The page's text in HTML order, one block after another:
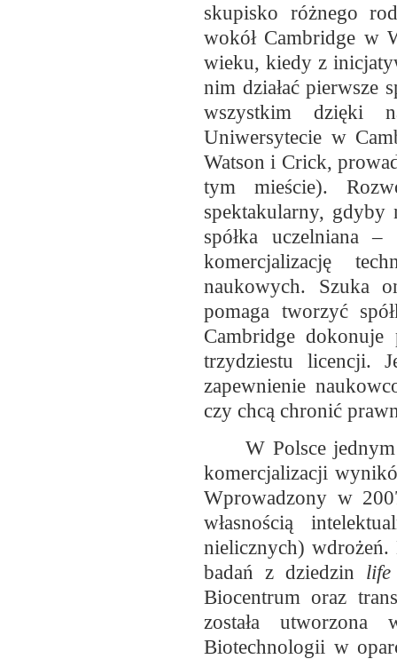
skupisko różnego
wokół Cambridge w
wieku, kiedy z
nim działać pierwsze
wszystkim dzięki
Uniwersytecie w
Watson i Crick,
tym mieście).
spektakularny, gdyby
spółka uczelniana
komercjalizację
naukowych. Szuka
pomaga tworzyć
Cambridge dokonuje
trzydziestu licencji.
zapewnienie
czy chcą chronić
W Polsce
komercjalizacji
Wprowadzony w
własnością
nielicznych) wdrożeń.
badań z dziedzin life
Biocentrum oraz
została
Biotechnologii w